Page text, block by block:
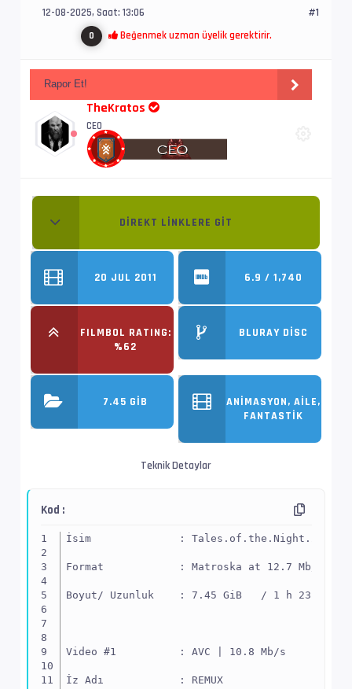
12-08-2025, Saat: 13:06
0 Beğenmek uzman üyelik gerektirir.
#1
Rapor Et!
TheKratos
CEO
DIREKT LINKLERE GIT
20 JUL 2011 6.9 / 1,740
FILMBOL RATING:
%62
BLURAY DISC
7.45 GIB
ANIMASYON, AILE,
FANTASTIK
Teknik Detaylar
Kod :
İsim              :
Format            : Matroska at 12.7 Mb/s
Boyut/ Uzunluk    : 7.45 GiB   / 1 h 23 min
Video #1          : AVC | 10.8 Mb/s
İz Adı            : REMUX